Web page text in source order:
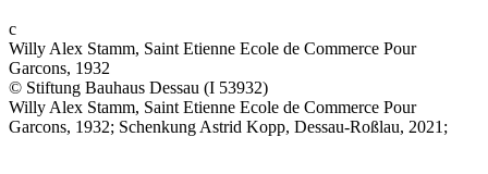
c
Willy Alex Stamm, Saint Etienne Ecole de Commerce Pour
Garcons, 1932
© Stiftung Bauhaus Dessau (I 53932)
Willy Alex Stamm, Saint Etienne Ecole de Commerce Pour
Garcons, 1932; Schenkung Astrid Kopp, Dessau-Roßlau, 2021;